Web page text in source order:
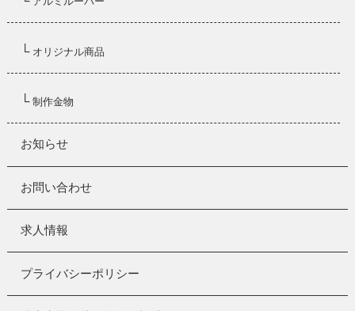
└ オリジナル商品
└ 制作金物
お知らせ
お問い合わせ
求人情報
プライバシーポリシー